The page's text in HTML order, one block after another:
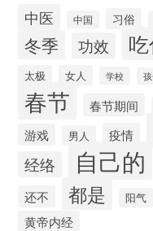
中医 中国 习俗
冬季 功效
太极 女人 学校
春节 春节期间
游戏 男人 疫情
经络 自己的
还不 都是 阳气
黄帝内经